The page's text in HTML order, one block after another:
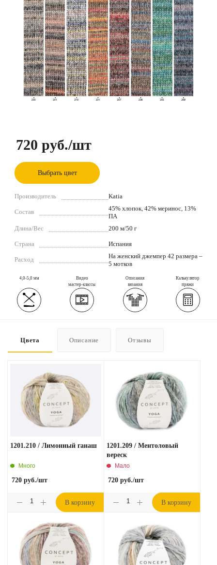
720 руб./шт
Выбрать цвет
Производитель Katia
Состав
45% хлопок, 42% меринос, 13%
ПА
Длина/Вес
200 м/50 г
Страна Испания
Расход
На женский джемпер 42 размера –
5 мотков
4,0-5,0 мм
Видео
мастер-классы
Описания
вязания
Калькулятор
пряжи
Цвета Описание Отзывы
1201.210 / Лимонный ганаш
Много
720 руб./шт
В корзину
1201.209 / Ментоловый
вереск
Мало
720 руб./шт
В корзину